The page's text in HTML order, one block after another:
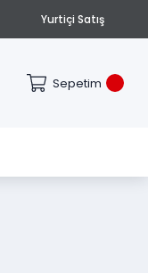
Yurtiçi Satış
Sepetim